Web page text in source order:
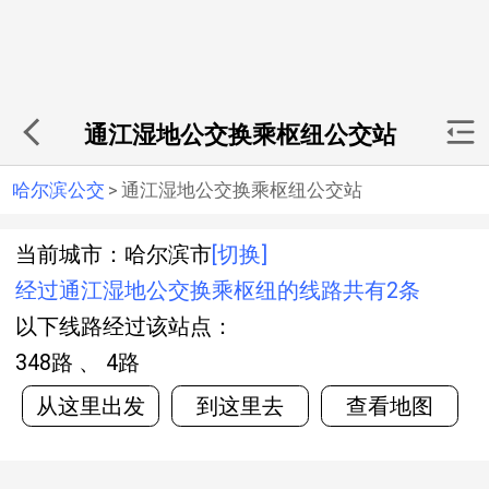
通江湿地公交换乘枢纽公交站
哈尔滨公交 > 通江湿地公交换乘枢纽公交站
当前城市：哈尔滨市 [切换]
经过通江湿地公交换乘枢纽的线路共有2条
以下线路经过该站点：
348路 、 4路
从这里出发
到这里去 查看地图